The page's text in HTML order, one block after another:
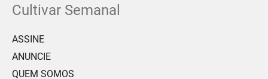
Cultivar Semanal
ASSINE
ANUNCIE
QUEM SOMOS